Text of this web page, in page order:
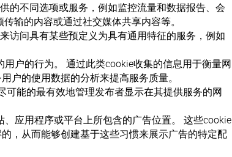
的不同选项或服务，例如监控流量和数据报告、会
输的内容或通过社交媒体共享内容等。
访问具有某些预定义为具有通用特征的服务，例如
户的行为。 通过此类cookie收集的信息用于衡量网
户的使用数据的分析来提高服务质量。
能的最有效地管理发布者显示在其提供服务的网
应用程序或平台上所包含的广告位置。 这些cookie
，从而能够创建基于这些习惯来展示广告的特定配